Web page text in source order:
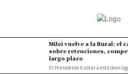
Milei vuelve a la Rural: el
sobre retenciones,
largo plazo
El Presidente hablará este